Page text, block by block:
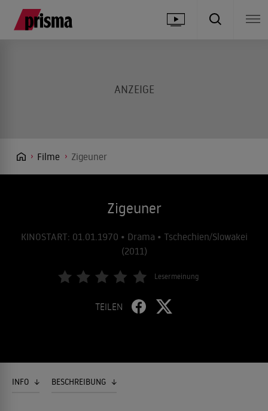
Filme Zigeuner
Zigeuner
KINOSTART: 01.01.1970 • Drama • Tschechien/Slowakei
(2011)
Lesermeinung
TEILEN
INFO BESCHREIBUNG